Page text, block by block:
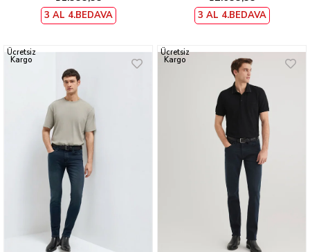
3 AL 4.BEDAVA 3 AL 4.BEDAVA
Ücretsiz
Kargo
Ücretsiz
Kargo